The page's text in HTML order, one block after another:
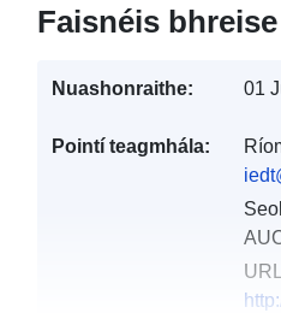
Faisnéis bhreise
Nuashonraithe: 01
Pointí teagmhála: